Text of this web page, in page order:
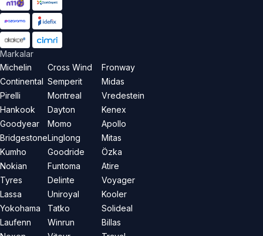
Markalar
Michelin
Continental
Pirelli
Hankook
Goodyear
Bridgestone
Kumho
Nokian
Tyres
Lassa
Yokohama
Laufenn
Cross Wind
Semperit
Montreal
Dayton
Momo
Linglong
Goodride
Funtoma
Delinte
Uniroyal
Tatko
Winrun
Fronway
Midas
Vredestein
Kenex
Apollo
Mitas
Özka
Atire
Voyager
Kooler
Solideal
Billas